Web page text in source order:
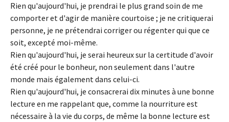
Rien qu'aujourd'hui, je prendrai le plus grand soin de me
comporter et d'agir de manière courtoise ; je ne critiquerai
personne, je ne prétendrai corriger ou régenter qui que ce
soit, excepté moi-même.
Rien qu'aujourd'hui, je serai heureux sur la certitude d'avoir
été créé pour le bonheur, non seulement dans l'autre
monde mais également dans celui-ci.
Rien qu'aujourd'hui, je consacrerai dix minutes à une bonne
lecture en me rappelant que, comme la nourriture est
nécessaire à la vie du corps, de même la bonne lecture est